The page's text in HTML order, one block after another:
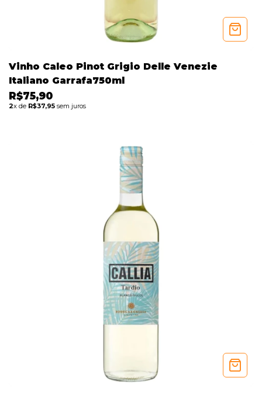
Vinho Caleo Pinot Grigio Delle Venezie
Italiano Garrafa750ml
R$75,90
2x de R$37,95 sem juros